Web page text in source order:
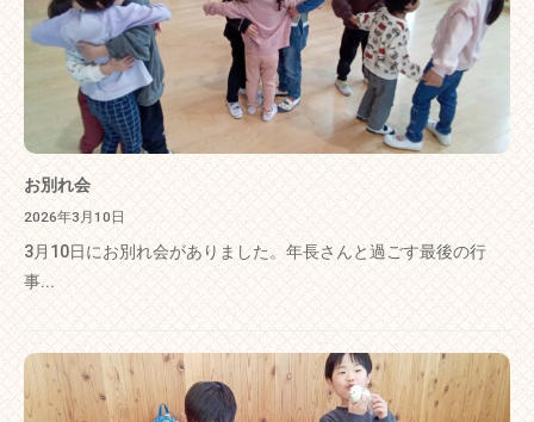
お別れ会
2026年3月10日
3月10日にお別れ会がありました。年長さんと過ごす最後の行
事...